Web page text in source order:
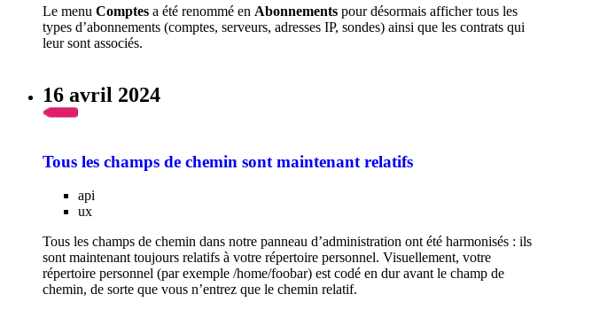
Le menu Comptes a été renommé en Abonnements pour désormais afficher tous les
types d’abonnements (comptes, serveurs, adresses IP, sondes) ainsi que les contrats qui
leur sont associés.
16 avril 2024
Tous les champs de chemin sont maintenant relatifs
api
ux
Tous les champs de chemin dans notre panneau d’administration ont été harmonisés : ils
sont maintenant toujours relatifs à votre répertoire personnel. Visuellement, votre
répertoire personnel (par exemple /home/foobar) est codé en dur avant le champ de
chemin, de sorte que vous n’entrez que le chemin relatif.